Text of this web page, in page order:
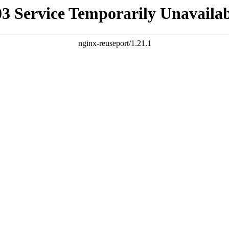
Service Temporarily
nginx-reuseport/1.21.1